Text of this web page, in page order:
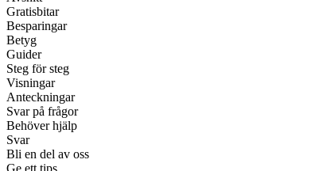
Gratisbitar
Besparingar
Betyg
Guider
Steg för steg
Visningar
Anteckningar
Svar på frågor
Behöver hjälp
Svar
Bli en del av oss
Ge ett tips